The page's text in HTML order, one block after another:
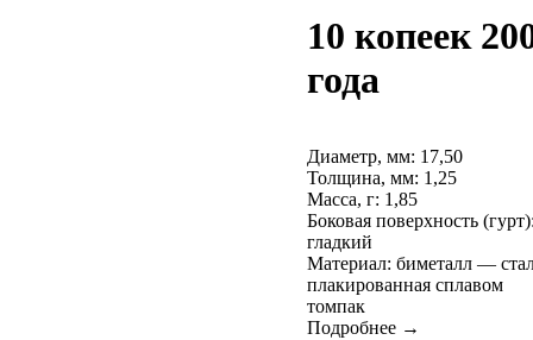
10 копеек
года
Диаметр, мм: 17,50
Толщина, мм: 1,25
Масса, г: 1,85
Боковая поверхность
гладкий
Материал: биметалл —
плакированная сплавом
томпак
Подробнее →